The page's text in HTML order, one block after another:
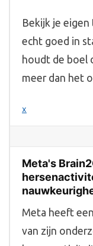
Bekijk je
echt goed in
houdt de boel
meer dan het
x
Meta's
Meta heeft
van zijn